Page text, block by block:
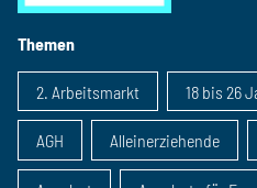
Themen
2. Arbeitsmarkt 18 bis 26
AGH Alleinerziehende